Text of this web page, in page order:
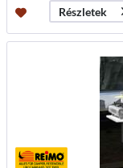
Részletek